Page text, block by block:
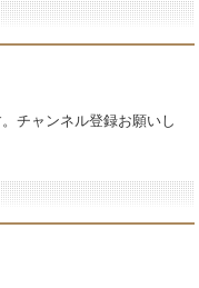
チャンネル登録お願いし